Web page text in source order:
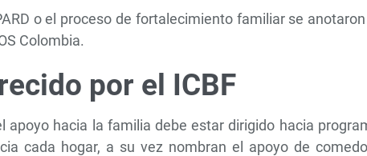
o el proceso de fortalecimiento familiar se
Colombia.
por el ICBF
apoyo hacia la familia debe estar dirigido hacia
cada hogar, a su vez nombran el apoyo de